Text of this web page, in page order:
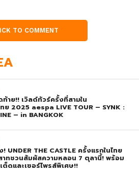
TO COMMENT
ท้าย!! เวิลด์ทัวร์ครั้งที่สามใน
ทย 2025 aespa LIVE TOUR – SYNK :
– in BANGKOK
UNDER THE CASTLE ครั้งแรกในไทย
าทชวนสัมผัสความหลอน 7 ตุลานี้! พร้อม
ต็ดและเซอร์ไพรส์พิเศษ!!